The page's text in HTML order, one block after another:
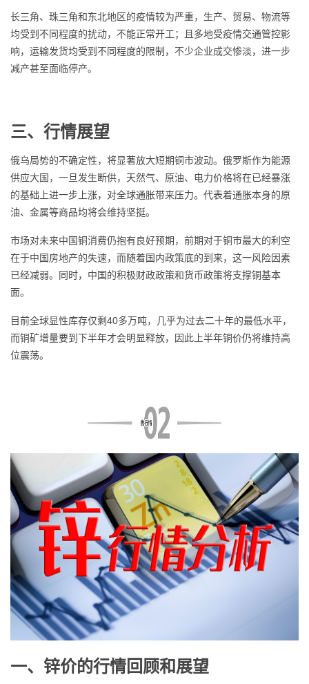
长三角、珠三角和东北地区的疫情较为严重，生产、贸易、物流等
均受到不同程度的扰动，不能正常开工；且多地受疫情交通管控影
响，运输发货均受到不同程度的限制，不少企业成交惨淡，进一步
减产甚至面临停产。
三、行情展望
俄乌局势的不确定性，将显著放大短期铜市波动。俄罗斯作为能源
供应大国，一旦发生断供，天然气、原油、电力价格将在已经暴涨
的基础上进一步上涨，对全球通胀带来压力。代表着通胀本身的原
油、金属等商品均将会维持坚挺。
市场对未来中国铜消费仍抱有良好预期，前期对于铜市最大的利空
在于中国房地产的失速，而随着国内政策底的到来，这一风险因素
已经减弱。同时，中国的积极财政政策和货币政策将支撑铜基本
面。
目前全球显性库存仅剩40多万吨，几乎为过去二十年的最低水平，
而铜矿增量要到下半年才会明显释放，因此上半年铜价仍将维持高
位震荡。
一、锌价的行情回顾和展望